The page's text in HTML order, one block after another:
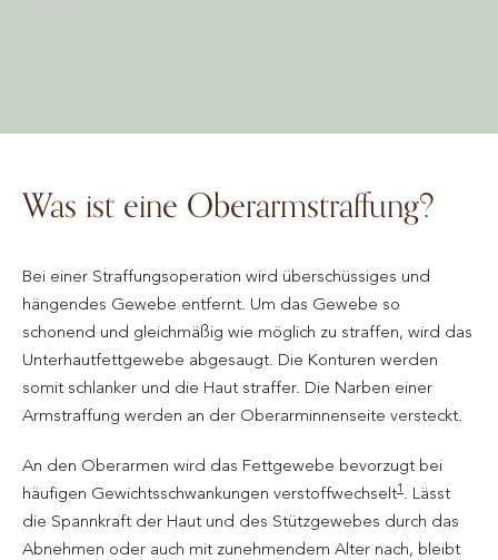
Was ist eine Oberarmstraffung?
Bei einer Straffungsoperation wird überschüssiges und
hängendes Gewebe entfernt. Um das Gewebe so
schonend und gleichmäßig wie möglich zu straffen, wird das
Unterhautfettgewebe abgesaugt. Die Konturen werden
somit schlanker und die Haut straffer. Die Narben einer
Armstraffung werden an der Oberarminnenseite versteckt.
An den Oberarmen wird das Fettgewebe bevorzugt bei
häufigen Gewichtsschwankungen verstoffwechselt1 . Lässt
die Spannkraft der Haut und des Stützgewebes durch das
Abnehmen oder auch mit zunehmendem Alter nach, bleibt